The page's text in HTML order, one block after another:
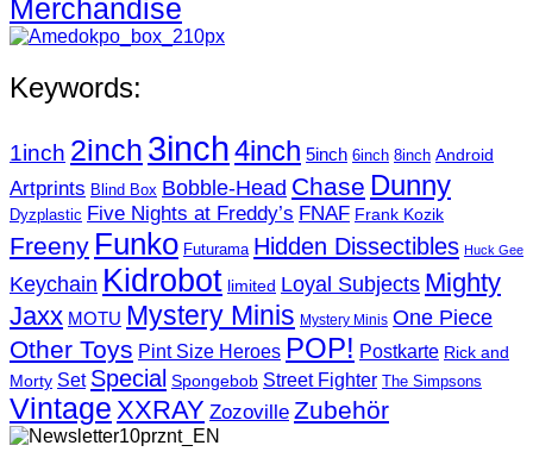
Merchandise
Keywords:
1inch 2inch 3inch4inch 5inch 6inch 8inch Android
Artprints Blind Box Bobble-Head Chase Dunny
Dyzplastic Five Nights at Freddy’s FNAF Frank Kozik
Freeny Funko Futurama Hidden Dissectibles Huck Gee
Keychain Kidrobot limited Loyal Subjects Mighty
Jaxx MOTU Mystery Minis Mystery Minis One Piece
Other Toys Pint Size Heroes POP! Postkarte Rick and
Morty Set Special Spongebob Street Fighter The Simpsons
Vintage XXRAY Zozoville Zubehör